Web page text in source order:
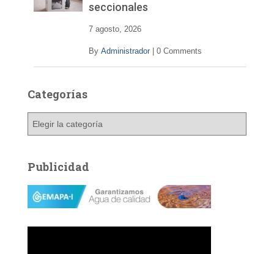
seccionales
7 agosto, 2026
By Administrador 0 Comments
Categorías
g
o
a
Publicidad